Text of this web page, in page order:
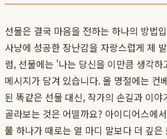
선물은 결국 마음을 전하는 하나의 방법
사냥에 성공한 장난감을 자랑스럽게 제
럼, 선물에는 '나는 당신을 이만큼 생각하
메시지가 담겨 있습니다. 올 명절에는 컨
된 똑같은 선물 대신, 작가의 손길과 이
골라보는 것은 어떨까요? 아이디어스에
물 하나가 때로는 열 마디 말보다 더 깊